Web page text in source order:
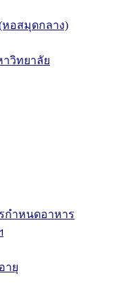
อสมุดกลาง)
วิทยาลัย
กำหนดอาหาร
ายุ